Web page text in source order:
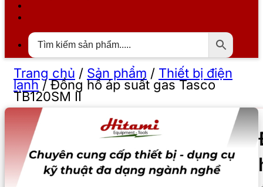
Trang chủ / Sản phẩm / Thiết bị điện
lạnh/Đồng hồ áp suất gas Tasco
TB120SM II